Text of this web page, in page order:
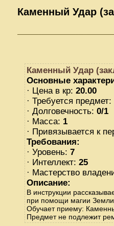
Каменный Удар
Каменный Удар
Основные
· Цена в кр: 20.00
· Требуется предмет:
· Долговечность: 0/1
· Масса: 1
· Привязывается к
Требования:
· Уровень: 7
· Интеллект: 25
· Мастерство
Описание:
В инструкции
при помощи магии
Обучает приему:
Предмет не подлежит